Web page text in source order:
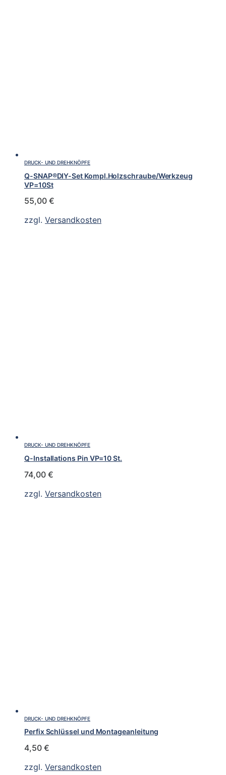
DRUCK- UND DREHKNÖPFE
Q-SNAP®DIY-Set Kompl.Holzschraube/Werkzeug
VP=10St
55,00 €
zzgl. Versandkosten
DRUCK- UND DREHKNÖPFE
Q-Installations Pin VP=10 St.
74,00 €
zzgl. Versandkosten
DRUCK- UND DREHKNÖPFE
Perfix Schlüssel und Montageanleitung
4,50 €
zzgl. Versandkosten